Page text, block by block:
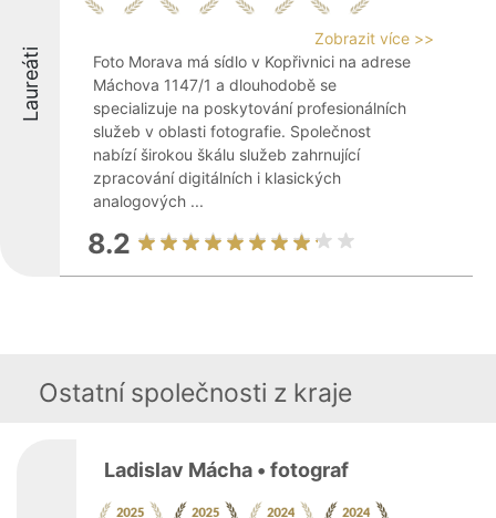
Laureáti
Zobrazit více >>
Foto Morava má sídlo v Kopřivnici na adrese
Máchova 1147/1 a dlouhodobě se
specializuje na poskytování profesionálních
služeb v oblasti fotografie. Společnost
nabízí širokou škálu služeb zahrnující
zpracování digitálních i klasických
analogových ...
8.2
Ostatní společnosti z kraje
Ladislav Mácha • fotograf